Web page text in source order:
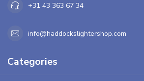
+31 43 363 67 34
info@haddockslightershop.com
Categories